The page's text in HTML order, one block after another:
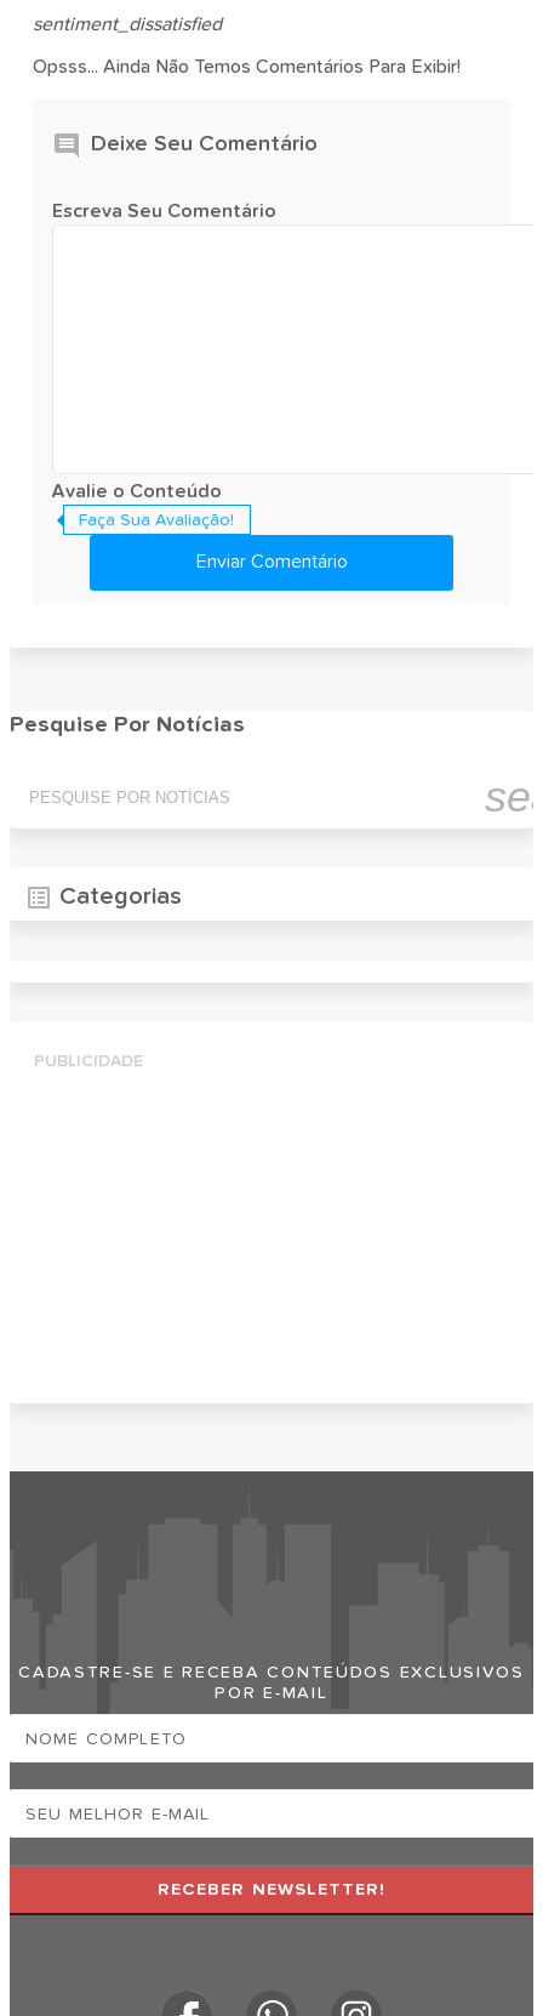
sentiment_dissatisfied
Opsss... Ainda Não Temos Comentários Para Exibir!
Deixe Seu Comentário
Escreva Seu Comentário
Avalie o Conteúdo
Faça Sua Avaliação!
Enviar Comentário
Pesquise Por Notícias
Categorias
PUBLICIDADE
CADASTRE-SE E RECEBA CONTEÚDOS EXCLUSIVOS
POR E-MAIL
RECEBER NEWSLETTER!